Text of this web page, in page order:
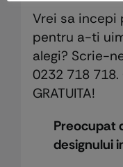
Vrei sa incepi
pentru a-ti
alegi? Scrie-
0232 718
GRATUITA!
Preocupat
designului